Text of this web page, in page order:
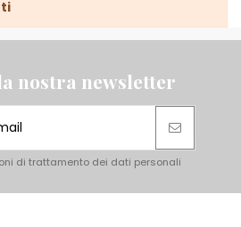
nostra newsletter
di trattamento dei dati personali